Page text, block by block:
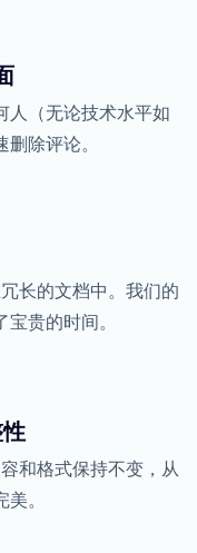
人（无论技术水平如
除评论。
长的文档中。我们的
贵的时间。
和格式保持不变，从
。